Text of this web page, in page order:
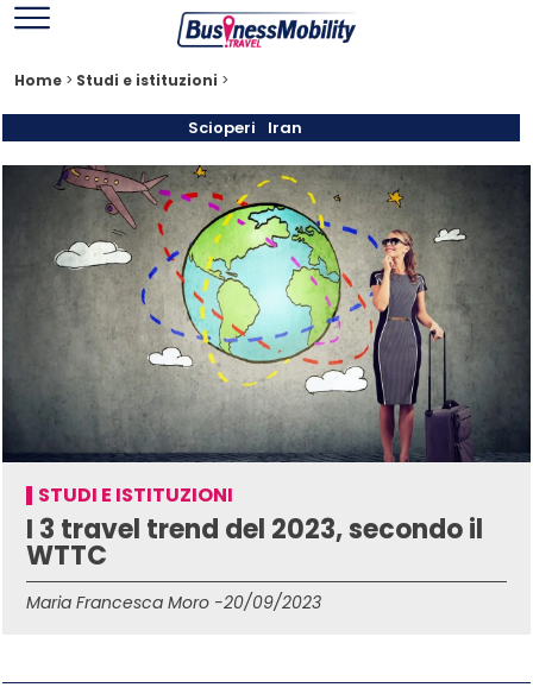
Home > Studi e istituzioni >
Scioperi Iran
STUDI E ISTITUZIONI
I 3 travel trend del 2023, secondo il
WTTC
Maria Francesca Moro -20/09/2023